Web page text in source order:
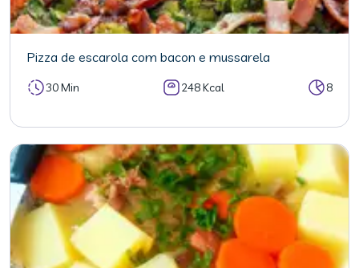
Pizza de escarola com bacon e mussarela
30 Min 248 Kcal 8